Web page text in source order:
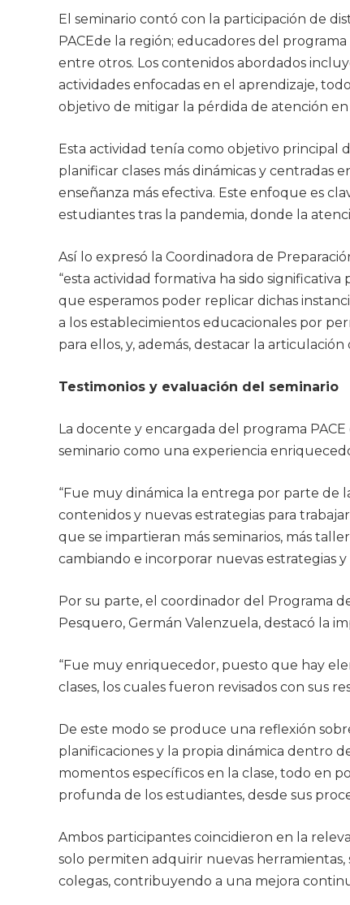
El seminario contó con la participación de
PACEde la región; educadores del
entre otros. Los contenidos abordados
actividades enfocadas en el aprendizaje,
objetivo de mitigar la pérdida de atención
Esta actividad tenía como objetivo principal
planificar clases más dinámicas y
enseñanza más efectiva. Este enfoque es
estudiantes tras la pandemia, donde la
Así lo expresó la Coordinadora de
“esta actividad formativa ha sido
que esperamos poder replicar dichas
a los establecimientos educacionales por
para ellos, y, además, destacar la
Testimonios y evaluación del seminario
La docente y encargada del programa PACE
seminario como una experiencia
“Fue muy dinámica la entrega por parte de
contenidos y nuevas estrategias para
que se impartieran más seminarios, más
cambiando e incorporar nuevas estrategias
Por su parte, el coordinador del Programa
Pesquero, Germán Valenzuela, destacó la
“Fue muy enriquecedor, puesto que hay
clases, los cuales fueron revisados con sus
De este modo se produce una reflexión
planificaciones y la propia dinámica dentro
momentos específicos en la clase, todo en
profunda de los estudiantes, desde sus
Ambos participantes coincidieron en la
solo permiten adquirir nuevas
colegas, contribuyendo a una mejora